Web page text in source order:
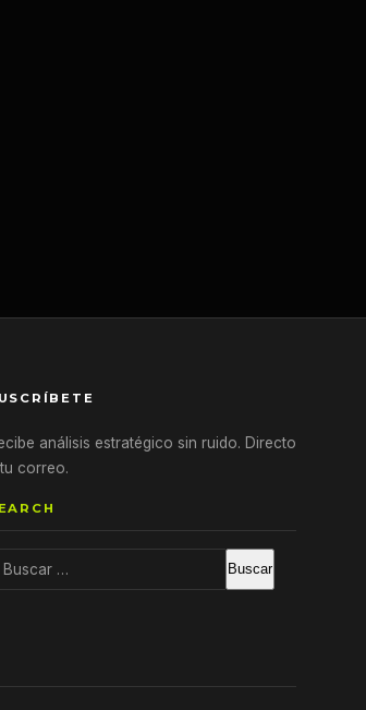
análisis estratégico sin ruido. Directo
correo.